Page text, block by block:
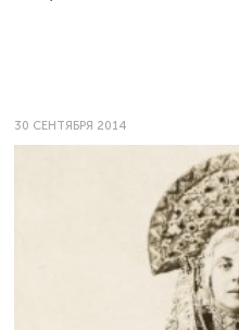
30 СЕНТЯБРЯ 2014